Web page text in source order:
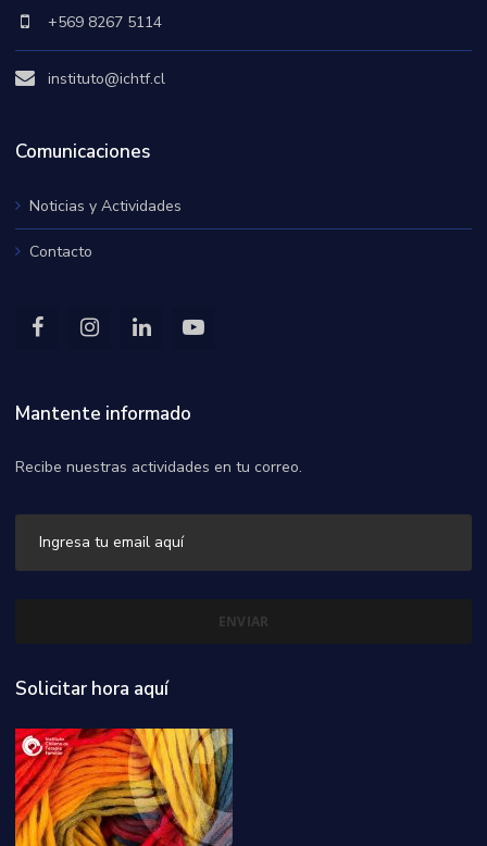
+569 8267 5114
instituto@ichtf.cl
Comunicaciones
Noticias y Actividades
Contacto
Mantente informado
Recibe nuestras actividades en tu correo.
Solicitar hora aquí